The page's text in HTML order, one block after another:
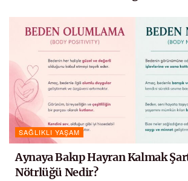
SAĞLIKLI YAŞAM
Aynaya Bakıp Hayran Kalmak
Nötrlüğü Nedir?